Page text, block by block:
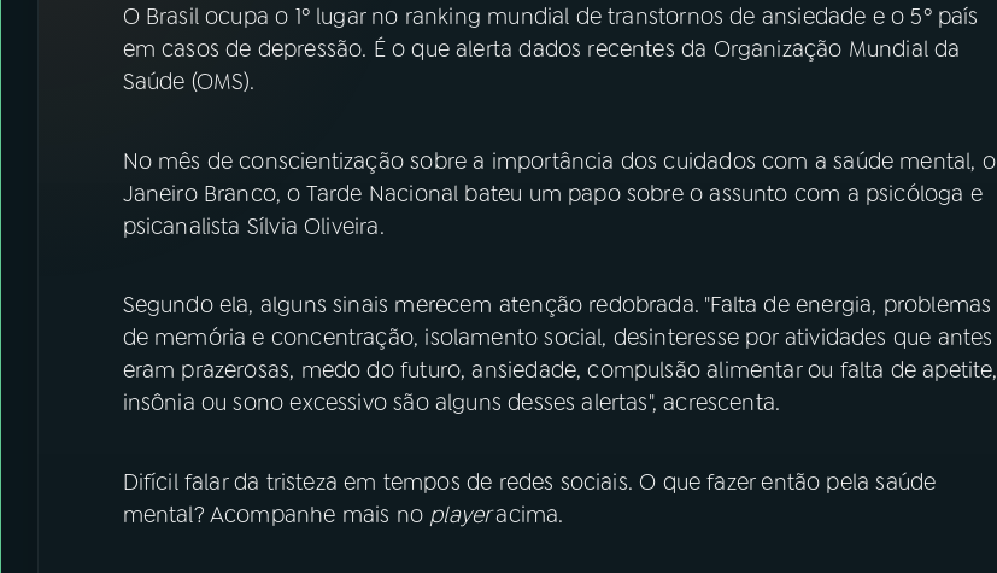
ACOMPANHE A RÁDIO NACIONAL
Instagram X
O Brasil ocupa o 1º lugar no ranking mundial de transtornos de ansiedade e o 5º país
em casos de depressão. É o que alerta dados recentes da Organização Mundial da
Saúde (OMS).
No mês de conscientização sobre a importância dos cuidados com a saúde mental, o
Janeiro Branco, o Tarde Nacional bateu um papo sobre o assunto com a psicóloga e
psicanalista Sílvia Oliveira.
Segundo ela, alguns sinais merecem atenção redobrada. "Falta de energia, problemas
de memória e concentração, isolamento social, desinteresse por atividades que antes
eram prazerosas, medo do futuro, ansiedade, compulsão alimentar ou falta de apetite,
insônia ou sono excessivo são alguns desses alertas", acrescenta.
Difícil falar da tristeza em tempos de redes sociais. O que fazer então pela saúde
mental? Acompanhe mais no playeracima.